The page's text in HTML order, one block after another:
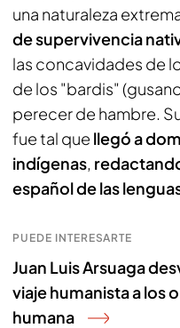
una naturaleza
de supervivencia
las concavidades de
de los "bardis"
perecer de hambre.
fue tal que llegó a
indígenas,
español de las
PUEDE INTERESARTE
Juan Luis Arsuaga
viaje humanista a los
humana